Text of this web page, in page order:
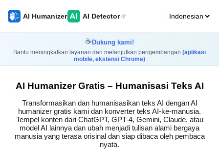
AI Humanizer AI Detector
☕ Dukung kami!
Bantu meningkatkan layanan dan melanjutkan pengembangan (aplikasi
mobile, ekstensi Chrome)
AI Humanizer Gratis – Humanisasi Teks AI
Transformasikan dan humanisasikan teks AI dengan AI
humanizer gratis kami dan konverter teks AI-ke-manusia.
Tempel konten dari ChatGPT, GPT-4, Gemini, Claude, atau
model AI lainnya dan ubah menjadi tulisan alami bergaya
manusia yang terasa orisinal dan siap dibaca oleh pembaca
nyata.